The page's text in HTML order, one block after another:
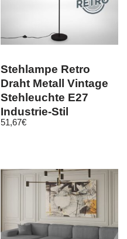
Stehlampe Retro
Draht Metall Vintage
Stehleuchte E27
Industrie-Stil
Wohnzimmer
51,67€